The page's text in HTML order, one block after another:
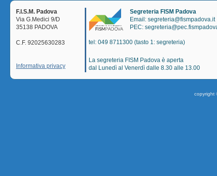
F.I.S.M. Padova
Via G.Medici 9/D
35138 PADOVA
C.F. 92025630283
Informativa privacy
Segreteria FISM Padova
Email: segreteria@fismpadova.it
PEC:
tel: 049 8711300 (tasto 1: segreteria)
La segreteria FISM Padova è aperta
dal Lunedì al Venerdì dalle 8.30 alle 13.00
copyright